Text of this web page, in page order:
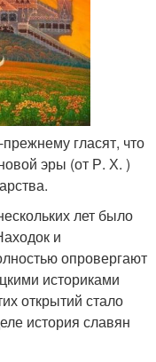
гласят, что
эры (от Р. Х. )
лет было
и
опровергают
историками
открытий стало
история славян